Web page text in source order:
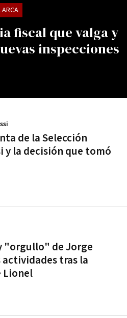
fiscal que valga y
inspecciones
de la Selección
y la decisión que tomó
"orgullo" de Jorge
tras la
Lionel